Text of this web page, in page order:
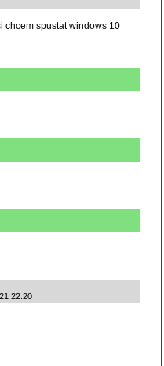
chcem spustat windows 10
22:20